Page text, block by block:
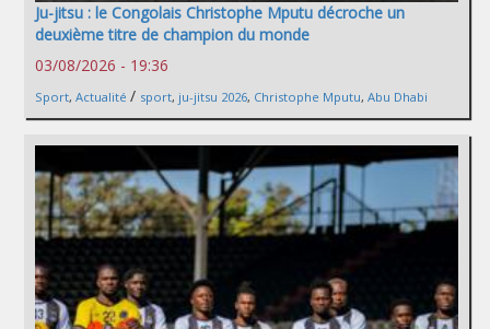
Ju-jitsu : le Congolais Christophe Mputu décroche un
deuxième titre de champion du monde
03/08/2026 - 19:36
Sport, Actualité / sport, ju-jitsu 2026, Christophe Mputu, Abu Dhabi